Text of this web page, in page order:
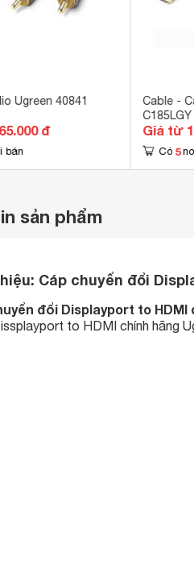
Ugreen 40841
đ
bán
Cable -
Giá từ
Có 5
sản phẩm
Cáp chuyển đổi
đổi Displayport to HDMI
to HDMI chính hãng